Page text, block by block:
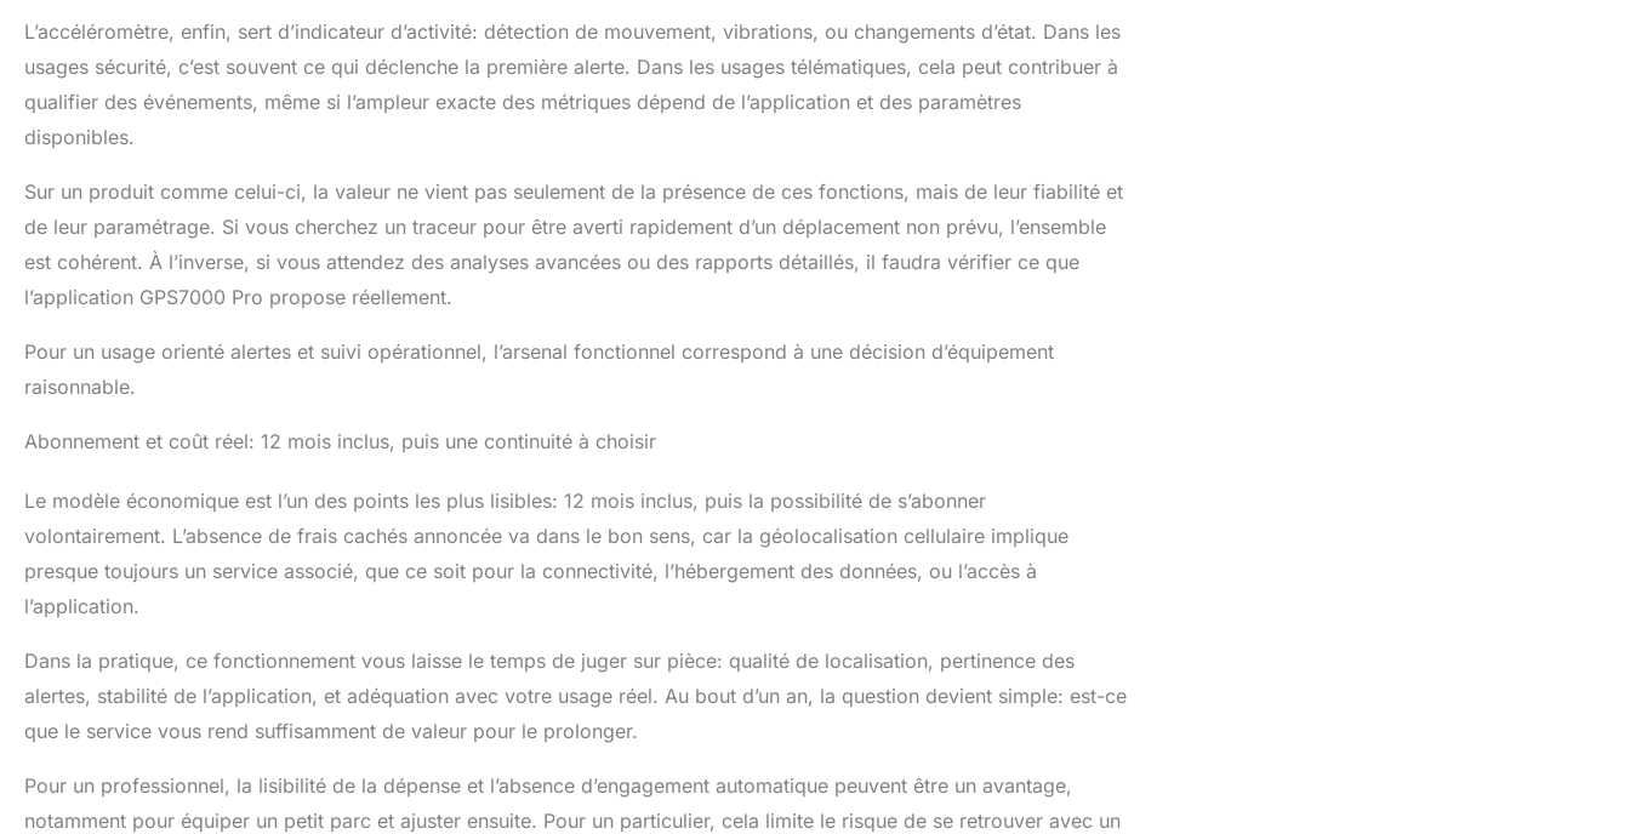
L’accéléromètre, enfin, sert d’indicateur d’activité: détection de mouvement, vibrations, ou changements d’état. Dans les
usages sécurité, c’est souvent ce qui déclenche la première alerte. Dans les usages télématiques, cela peut contribuer à
qualifier des événements, même si l’ampleur exacte des métriques dépend de l’application et des paramètres
disponibles.
Sur un produit comme celui-ci, la valeur ne vient pas seulement de la présence de ces fonctions, mais de leur fiabilité et
de leur paramétrage. Si vous cherchez un traceur pour être averti rapidement d’un déplacement non prévu, l’ensemble
est cohérent. À l’inverse, si vous attendez des analyses avancées ou des rapports détaillés, il faudra vérifier ce que
l’application GPS7000 Pro propose réellement.
Pour un usage orienté alertes et suivi opérationnel, l’arsenal fonctionnel correspond à une décision d’équipement
raisonnable.
Abonnement et coût réel: 12 mois inclus, puis une continuité à choisir
Le modèle économique est l’un des points les plus lisibles: 12 mois inclus, puis la possibilité de s’abonner
volontairement. L’absence de frais cachés annoncée va dans le bon sens, car la géolocalisation cellulaire implique
presque toujours un service associé, que ce soit pour la connectivité, l’hébergement des données, ou l’accès à
l’application.
Dans la pratique, ce fonctionnement vous laisse le temps de juger sur pièce: qualité de localisation, pertinence des
alertes, stabilité de l’application, et adéquation avec votre usage réel. Au bout d’un an, la question devient simple: est-ce
que le service vous rend suffisamment de valeur pour le prolonger.
Pour un professionnel, la lisibilité de la dépense et l’absence d’engagement automatique peuvent être un avantage,
notamment pour équiper un petit parc et ajuster ensuite. Pour un particulier, cela limite le risque de se retrouver avec un